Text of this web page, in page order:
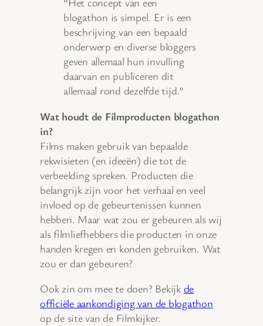
blogathon is simpel. Er is een
beschrijving van een bepaald
onderwerp en diverse bloggers
geven allemaal hun invulling
daarvan en publiceren dit
allemaal rond dezelfde tijd.”
Wat houdt de Filmproducten blogathon
in?
Films maken gebruik van bepaalde
rekwisieten (en ideeën) die tot de
verbeelding spreken. Producten die
belangrijk zijn voor het verhaal en veel
invloed op de gebeurtenissen kunnen
hebben. Maar wat zou er gebeuren als wij
als filmliefhebbers die producten in onze
handen kregen en konden gebruiken. Wat
zou er dan gebeuren?
Ook zin om mee te doen? Bekijk de
officiële aankondiging van de blogathon
op de site van de Filmkijker.